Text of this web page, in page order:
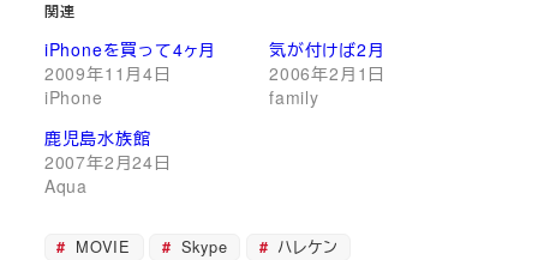
関連
iPhoneを買って4ヶ月
2009年11月4日
iPhone
気が付けば2月
2006年2月1日
family
鹿児島水族館
2007年2月24日
Aqua
MOVIE Skype ハレケン